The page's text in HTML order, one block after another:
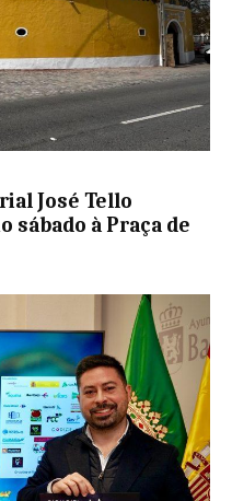
José Tello
sábado à Praça de